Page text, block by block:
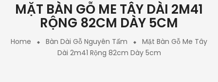
MẶT BÀN GỖ ME TÂY DÀI 2M41
RỘNG 82CM DÀY 5CM
Home Bàn Dài Gỗ Nguyên Tấm
Mặt Bàn Gỗ Me Tây
Dài 2m41 Rộng 82cm Dày 5cm